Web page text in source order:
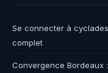
Se connecter à
complet
Convergence Bordeaux